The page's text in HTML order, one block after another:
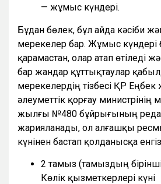
— жұмыс күндері.
Бұдан бөлек, бұл айда кәсіби
мерекелер бар. Жұмыс күндері
қарамастан, олар атап өтіледі
бар жандар құттықтаулар
мерекелердің тізбесі ҚР
әлеуметтік қорғау министрінің
жылғы №480 бұйрығының
жарияланады, ол алғашқы
күнінен бастап қолданысқа
2 тамыз (тамыздың
Көлік қызметкерлері күні